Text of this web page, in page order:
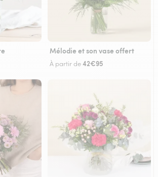
Mélodie et son vase offert
À partir de42€95